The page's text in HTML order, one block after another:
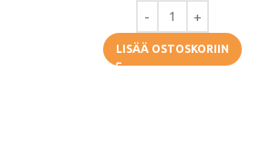
LISÄÄ OSTOSKORIIN